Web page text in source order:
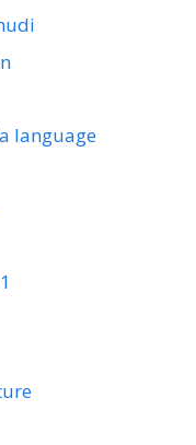
language